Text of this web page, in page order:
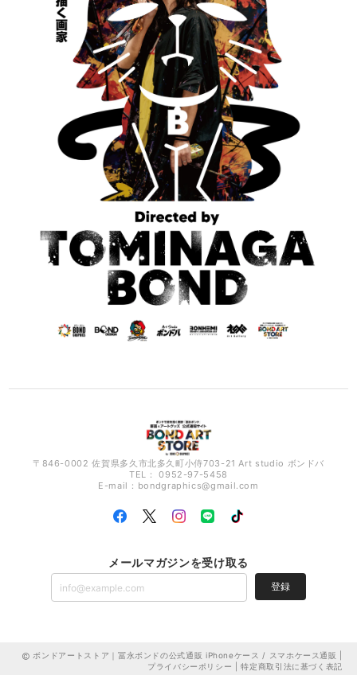
〒846-0002 佐賀県多久市北多久町小侍703-21 Art studio ボンドバ
TEL： 0952-97-5458
E-mail： bondgraphics@gmail.com
メールマガジンを受け取る
登録
ボンドアートストア｜冨永ボンドの公式通販 iPhoneケース / スマホケース通販 |
プライバシーポリシー
|特定商取引法に基づく表記